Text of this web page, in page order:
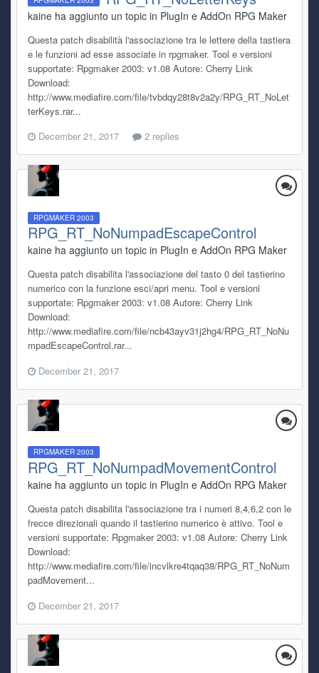
kaine ha aggiunto un topic in PlugIn e AddOn RPG Maker
Questa patch disabilità l'associazione tra le lettere della tastiera
e le funzioni ad esse associate in rpgmaker. Tool e versioni
supportate: Rpgmaker 2003: v1.08 Autore: Cherry Link
Download:
http://www.mediafire.com/file/tvbdqy28t8v2a2y/RPG_RT_NoLet
terKeys.rar...
December 21, 2017
2 replies
RPGMAKER 2003
RPG_RT_NoNumpadEscapeControl
kaine ha aggiunto un topic in PlugIn e AddOn RPG Maker
Questa patch disabilita l'associazione del tasto 0 del tastierino
numerico con la funzione esci/apri menu. Tool e versioni
supportate: Rpgmaker 2003: v1.08 Autore: Cherry Link
Download:
http://www.mediafire.com/file/ncb43ayv31j2hg4/RPG_RT_NoNu
mpadEscapeControl.rar...
December 21, 2017
RPGMAKER 2003
RPG_RT_NoNumpadMovementControl
kaine ha aggiunto un topic in PlugIn e AddOn RPG Maker
Questa patch disabilita l'associazione tra i numeri 8,4,6,2 con le
frecce direzionali quando il tastierino numerico è attivo. Tool e
versioni supportate: Rpgmaker 2003: v1.08 Autore: Cherry Link
Download:
http://www.mediafire.com/file/incvlkre4tqaq38/RPG_RT_NoNum
padMovement...
December 21, 2017